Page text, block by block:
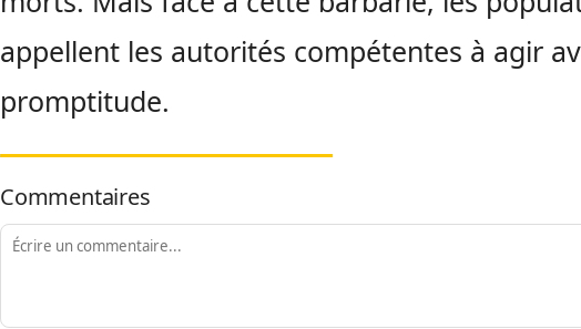
appellent les autorités compétentes à agir
promptitude.
Commentaires